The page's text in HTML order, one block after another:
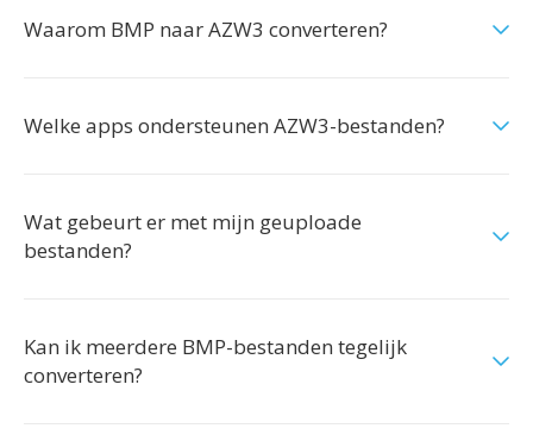
Waarom BMP naar AZW3 converteren?
Welke apps ondersteunen AZW3-bestanden?
Wat gebeurt er met mijn geuploade
bestanden?
Kan ik meerdere BMP-bestanden tegelijk
converteren?